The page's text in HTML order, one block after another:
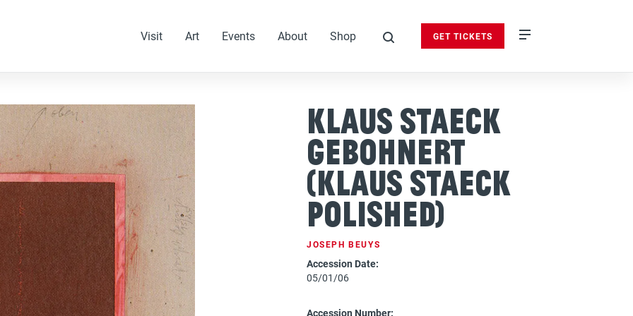
Visit Art Events About
Shop
GET TICKETS
Klaus Staeck
gebohnert
(Klaus Staeck
Polished)
JOSEPH BEUYS
Accession Date:
05/01/06
Accession Number: